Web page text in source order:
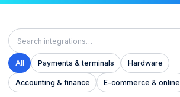
All Payments & terminals Hardware
Accounting & finance E-commerce & online